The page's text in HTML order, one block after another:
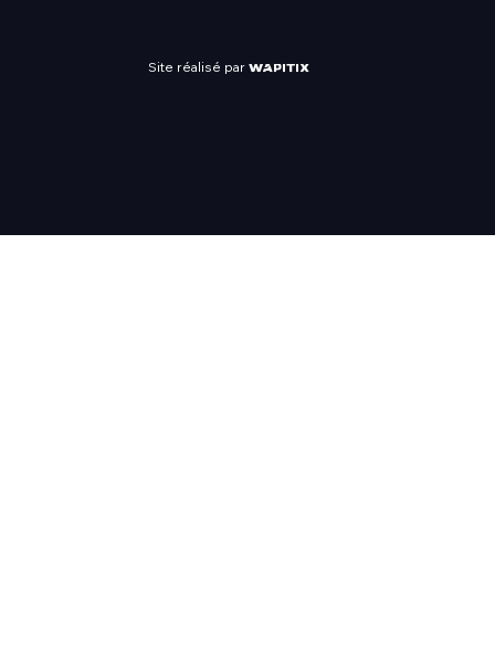
Site réalisé par